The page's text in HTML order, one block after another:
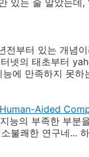
있는 줄 알았는데
전부터 있는 개념
넷의 태초부터
에 만족하지 못
Human-Aided
능의 부족한 부분
불쾌한 연구네...